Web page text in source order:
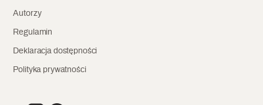
Autorzy
Regulamin
Deklaracja dostępności
Polityka prywatności